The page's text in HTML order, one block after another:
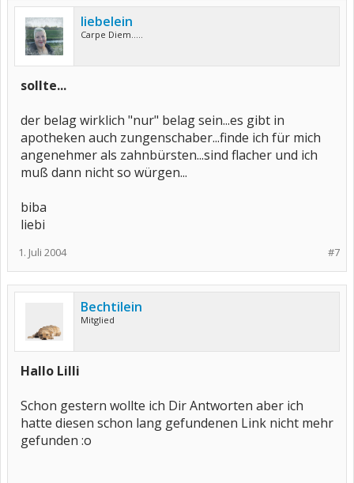
liebelein
Carpe Diem.....
sollte...
der belag wirklich "nur" belag sein...es gibt in
apotheken auch zungenschaber...finde ich für mich
angenehmer als zahnbürsten...sind flacher und ich
muß dann nicht so würgen...
biba
liebi
#7
1. Juli 2004
Bechtilein
Mitglied
Hallo Lilli
Schon gestern wollte ich Dir Antworten aber ich
hatte diesen schon lang gefundenen Link nicht mehr
gefunden :o